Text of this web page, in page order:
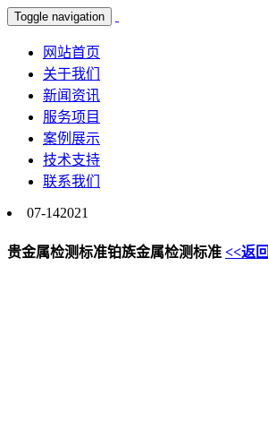
Toggle navigation
网站首页
关于我们
新闻资讯
服务项目
案例展示
技术支持
联系我们
07-142021
贵金属检测标准铂族金属检测标准 <<返回